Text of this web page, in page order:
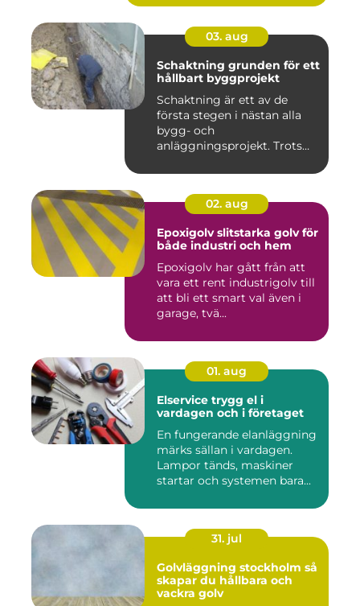
03. aug
Schaktning grunden för ett
hållbart byggprojekt
Schaktning är ett av de
första stegen i nästan alla
bygg- och
anläggningsprojekt. Trots
02. aug
Epoxigolv slitstarka golv för
både industri och hem
Epoxigolv har gått från att
vara ett rent industrigolv till
att bli ett smart val även i
garage, tvä...
01. aug
Elservice trygg el i
vardagen och i företaget
En fungerande elanläggning
märks sällan i vardagen.
Lampor tänds, maskiner
startar och systemen bara...
31. jul
Golvläggning stockholm så
skapar du hållbara och
vackra golv